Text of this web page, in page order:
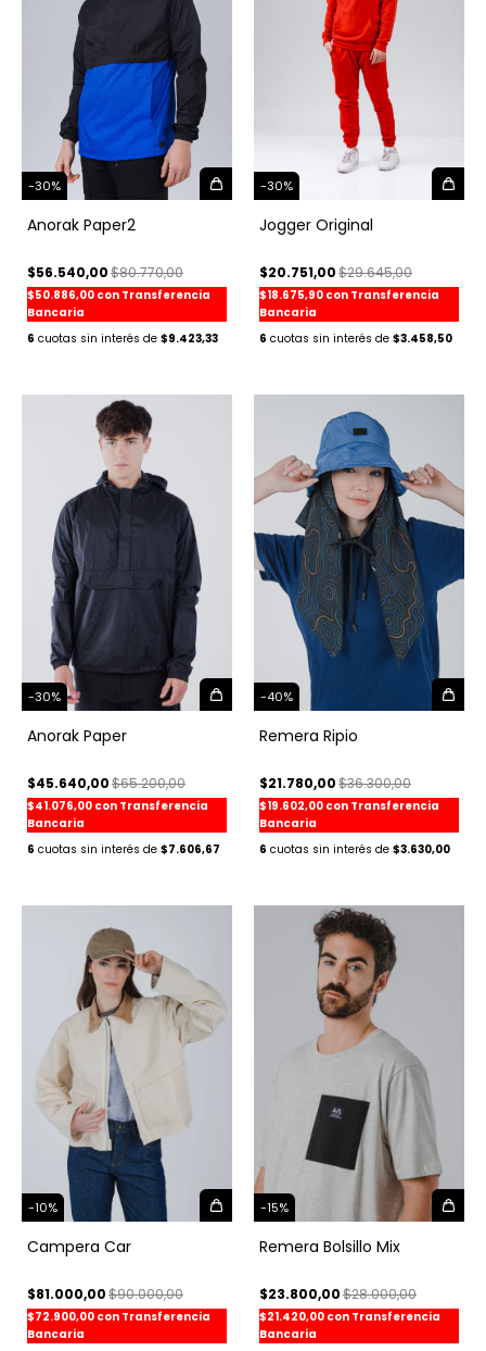
-30%
Anorak Paper2
$56.540,00$80.770,00
$50.886,00 con Transferencia
Bancaria
6
$9.423,33
-30%
Jogger Original
$20.751,00$29.645,00
$18.675,90 con Transferencia
Bancaria
6
$3.458,50
-30%
Anorak Paper
$45.640,00$65.200,00
$41.076,00 con Transferencia
Bancaria
6
$7.606,67
-40%
Remera Ripio
$21.780,00$36.300,00
$19.602,00 con Transferencia
Bancaria
6
$3.630,00
-10%
Campera Car
$81.000,00$90.000,00
$72.900,00 con Transferencia
Bancaria
-15%
Remera Bolsillo Mix
$23.800,00$28.000,00
$21.420,00 con Transferencia
Bancaria